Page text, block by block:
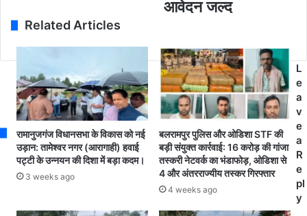
d
e
द
ख्य
मं
त्री
वि
ष्णु
दे
व
सा
की
शि
सं
चा
ल
ना
ल
ने
स्पे
श
ए
जु
आवेदन जल्द
Related Articles
रामानुजगंज विधानसभा के विकास को नई
उड़ान: तामेश्वर नगर (आरागाही) हवाई
पट्टी के उन्नयन की दिशा में बड़ा कदम।
3 weeks ago
बलरामपुर पुलिस और ओडिशा STF की
बड़ी संयुक्त कार्रवाई: 16 करोड़ की गांजा
तस्करी नेटवर्क का भंडाफोड़, ओडिशा से
4 और अंतरराज्यीय तस्कर गिरफ्तार
4 weeks ago
L
e
a
v
e
a
R
e
pl
y